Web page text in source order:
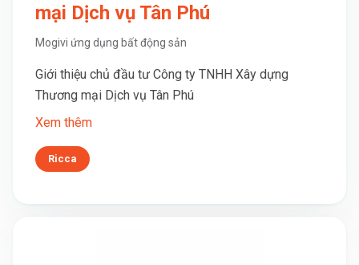
mại Dịch vụ Tân Phú
Mogivi ứng dụng bất động sản
Giới thiệu chủ đầu tư Công ty TNHH Xây dựng
Thương mại Dịch vụ Tân Phú
Xem thêm
Ricca